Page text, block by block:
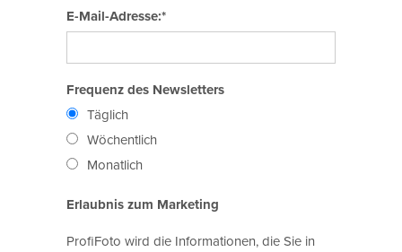
E-Mail-Adresse:*
Frequenz des Newsletters
Täglich
Wöchentlich
Monatlich
Erlaubnis zum Marketing
ProfiFoto wird die Informationen, die Sie in